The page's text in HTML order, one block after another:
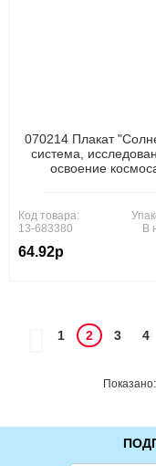
070214 Плакат
система,
освоение
Код товара:
13-683380
64.92р
В
1 2 3 4